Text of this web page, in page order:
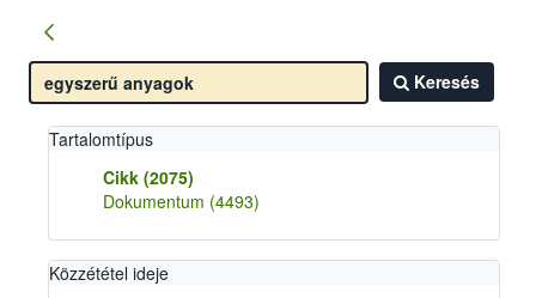
Keresés
Tartalomtípus
Cikk (2075)
Dokumentum (4493)
Közzététel ideje